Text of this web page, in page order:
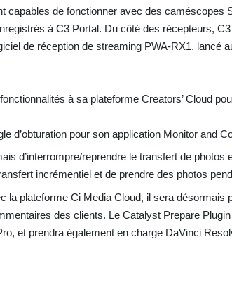
capables de fonctionner avec des caméscopes
à C3 Portal. Du côté des récepteurs,
de réception de streaming PWA-RX1, lancé
à sa plateforme Creators’ Cloud
d’obturation pour son application Monitor and
d’interrompre/reprendre le transfert de photos
incrémentiel et de prendre des photos
la plateforme Ci Media Cloud, il sera désormais
des clients. Le Catalyst Prepare
et prendra également en charge DaVinci